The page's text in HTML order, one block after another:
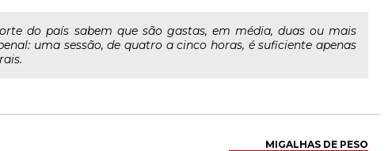
do país sabem que são gastas, em média, duas ou mais
uma sessão, de quatro a cinco horas, é suficiente apenas
MIGALHAS DE PESO